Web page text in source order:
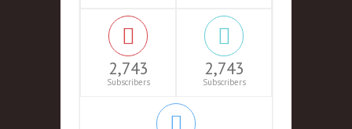
2,743
Subscribers
2,743
Subscribers